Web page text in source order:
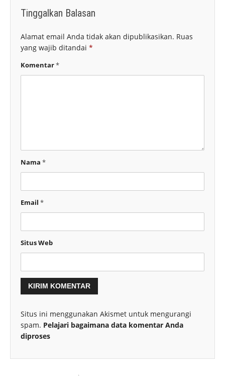
Tinggalkan Balasan
Alamat email Anda tidak akan dipublikasikan. Ruas
yang wajib ditandai *
Komentar*
Nama *
Email *
Situs Web
Situs ini menggunakan Akismet untuk mengurangi
spam. Pelajari bagaimana data komentar Anda
diproses